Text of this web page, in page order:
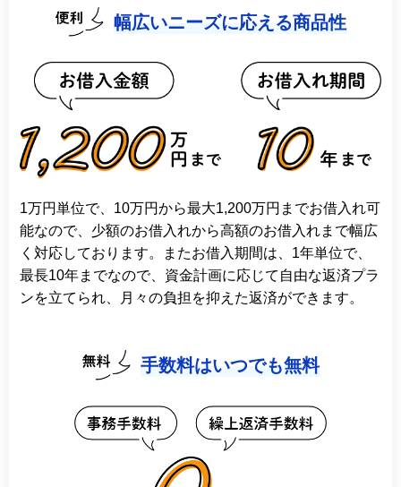
幅広いニーズに応える商品性
1万円単位で、10万円から最大1,200万円までお借入れ可
能なので、少額のお借入れから高額のお借入れまで幅広
く対応しております。またお借入期間は、1年単位で、
最長10年までなので、資金計画に応じて自由な返済プラ
ンを立てられ、月々の負担を抑えた返済ができます。
手数料はいつでも無料